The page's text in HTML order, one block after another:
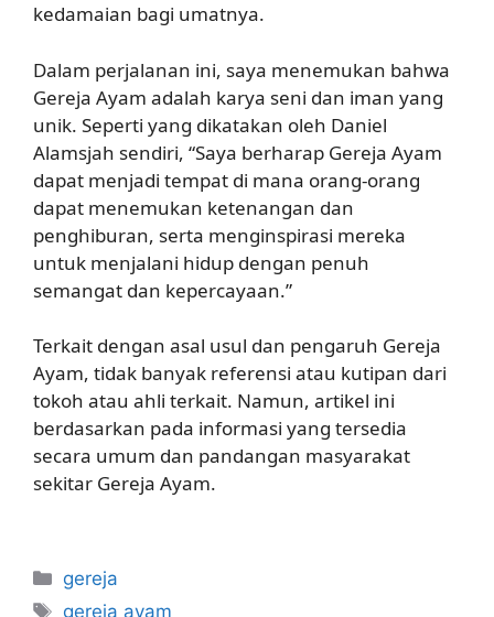
kedamaian bagi umatnya.
Dalam perjalanan ini, saya menemukan bahwa
Gereja Ayam adalah karya seni dan iman yang
unik. Seperti yang dikatakan oleh Daniel
Alamsjah sendiri, “Saya berharap Gereja Ayam
dapat menjadi tempat di mana orang-orang
dapat menemukan ketenangan dan
penghiburan, serta menginspirasi mereka
untuk menjalani hidup dengan penuh
semangat dan kepercayaan.”
Terkait dengan asal usul dan pengaruh Gereja
Ayam, tidak banyak referensi atau kutipan dari
tokoh atau ahli terkait. Namun, artikel ini
berdasarkan pada informasi yang tersedia
secara umum dan pandangan masyarakat
sekitar Gereja Ayam.
Categories
gereja
Tags
gereja ayam